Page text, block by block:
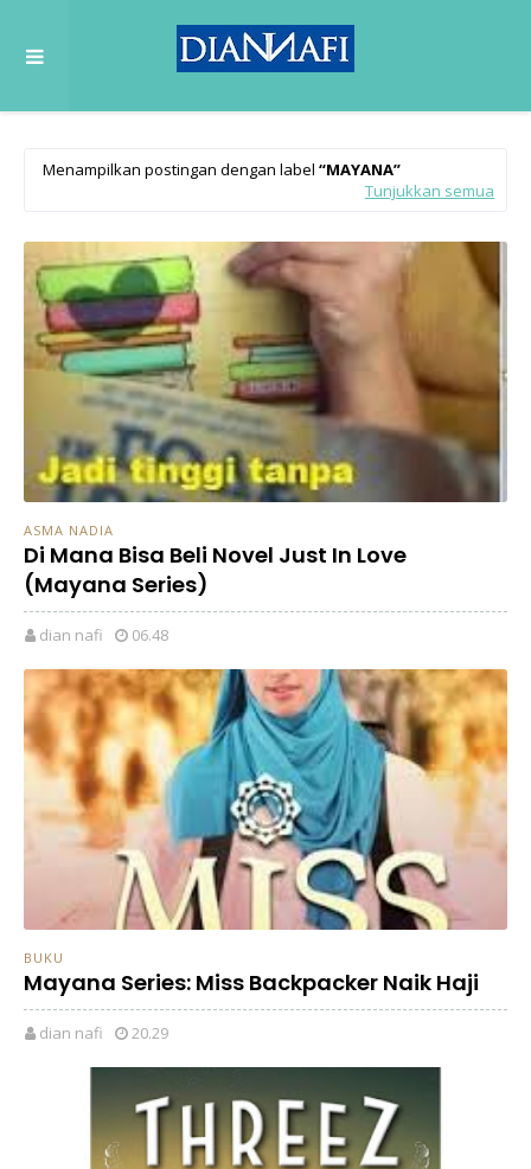
Menampilkan postingan dengan label
MAYANA
Tunjukkan semua
ASMA NADIA
Di Mana Bisa Beli Novel Just In Love
(Mayana Series)
dian nafi 06.48
BUKU
Mayana Series: Miss Backpacker Naik Haji
dian nafi 20.29